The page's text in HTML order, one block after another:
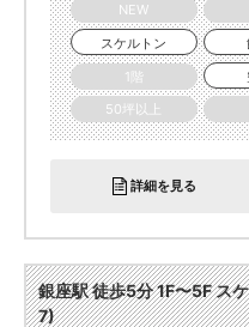
NEW
スケルトン
1階
50坪以上
詳細を見る
銀座駅 徒歩5分 1F〜5F ス
7)